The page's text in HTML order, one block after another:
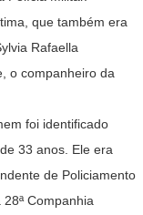
que também era
Rafaella
o companheiro da
foi identificado
33 anos. Ele era
de Policiamento
Companhia